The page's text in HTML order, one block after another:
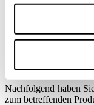
Falls Sie dieses
erwähnt haben, teilen
Nachfolgend haben
zum betreffenden